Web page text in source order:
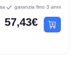
garanzia fino 3 anni
57,43€